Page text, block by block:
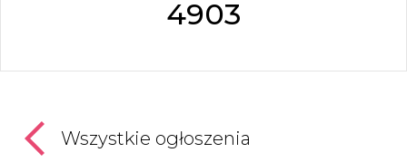
4903
Wszystkie ogłoszenia